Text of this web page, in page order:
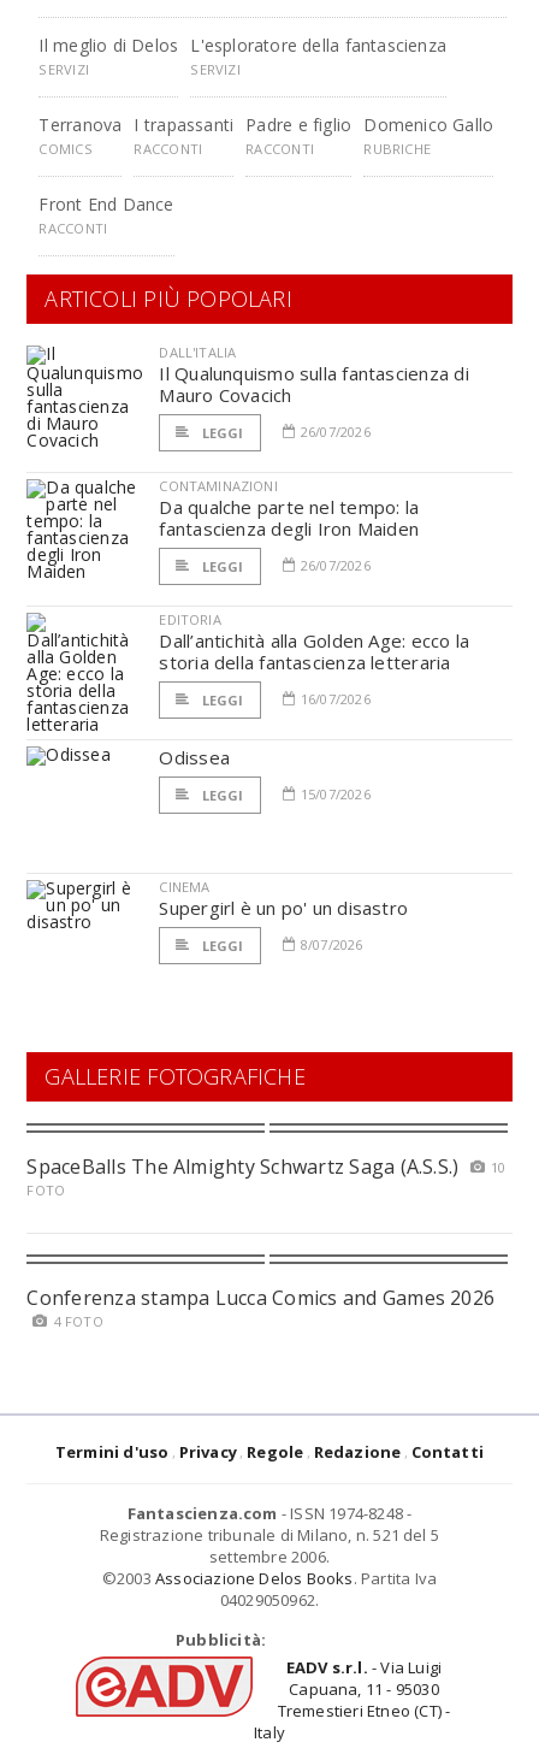
Il meglio di Delos
SERVIZI
L'esploratore della fantascienza
SERVIZI
Terranova
COMICS
I trapassanti
RACCONTI
Padre e figlio
RACCONTI
Domenico Gallo
RUBRICHE
Front End Dance
RACCONTI
ARTICOLI PIÙ POPOLARI
DALL'ITALIA
Il Qualunquismo sulla fantascienza di
Mauro Covacich
LEGGI 26/07/2026
CONTAMINAZIONI
Da qualche parte nel tempo: la
fantascienza degli Iron Maiden
LEGGI 26/07/2026
EDITORIA
Dall’antichità alla Golden Age: ecco la
storia della fantascienza letteraria
LEGGI 16/07/2026
Odissea
LEGGI 15/07/2026
CINEMA
Supergirl è un po' un disastro
LEGGI 8/07/2026
GALLERIE FOTOGRAFICHE
SpaceBalls The Almighty Schwartz Saga (A.S.S.)
10
FOTO
Conferenza stampa Lucca Comics and Games 2026
4 FOTO
Termini d'uso Privacy Regole Redazione Contatti
Fantascienza.com - ISSN 1974-8248 -
Registrazione tribunale di Milano, n. 521 del 5
settembre 2006.
©2003 Associazione Delos Books. Partita Iva
04029050962.
Pubblicità:
EADV s.r.l. - Via Luigi
Capuana, 11 - 95030
Tremestieri Etneo (CT) -
Italy